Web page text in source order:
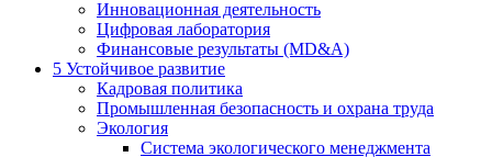
Инновационная деятельность
Цифровая лаборатория
Финансовые результаты (MD&A)
5 Устойчивое развитие
Кадровая политика
Промышленная безопасность и охрана труда
Экология
Система экологического менеджмента